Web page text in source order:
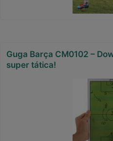
Guga Barça CM0102 –
super tática!